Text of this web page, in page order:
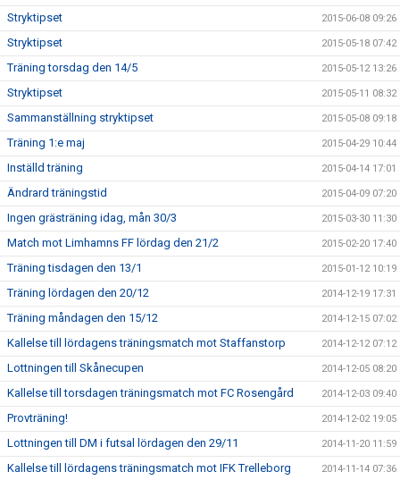
Stryktipset 2015-06-08 09:26
Stryktipset 2015-05-18 07:42
Träning torsdag den 14/5 2015-05-12 13:26
Stryktipset 2015-05-11 08:32
Sammanställning stryktipset 2015-05-08 09:18
Träning 1:e maj 2015-04-29 10:44
Inställd träning 2015-04-14 17:01
Ändrard träningstid 2015-04-09 07:20
Ingen grästräning idag, mån 30/3 2015-03-30 11:30
Match mot Limhamns FF lördag den 21/2 2015-02-20 17:40
Träning tisdagen den 13/1 2015-01-12 10:19
Träning lördagen den 20/12 2014-12-19 17:31
Träning måndagen den 15/12 2014-12-15 07:02
Kallelse till lördagens träningsmatch mot Staffanstorp 2014-12-12 07:12
Lottningen till Skånecupen 2014-12-05 08:20
Kallelse till torsdagen träningsmatch mot FC Rosengård 2014-12-03 09:40
Provträning! 2014-12-02 19:05
Lottningen till DM i futsal lördagen den 29/11 2014-11-20 11:59
Kallelse till lördagens träningsmatch mot IFK Trelleborg 2014-11-14 07:36